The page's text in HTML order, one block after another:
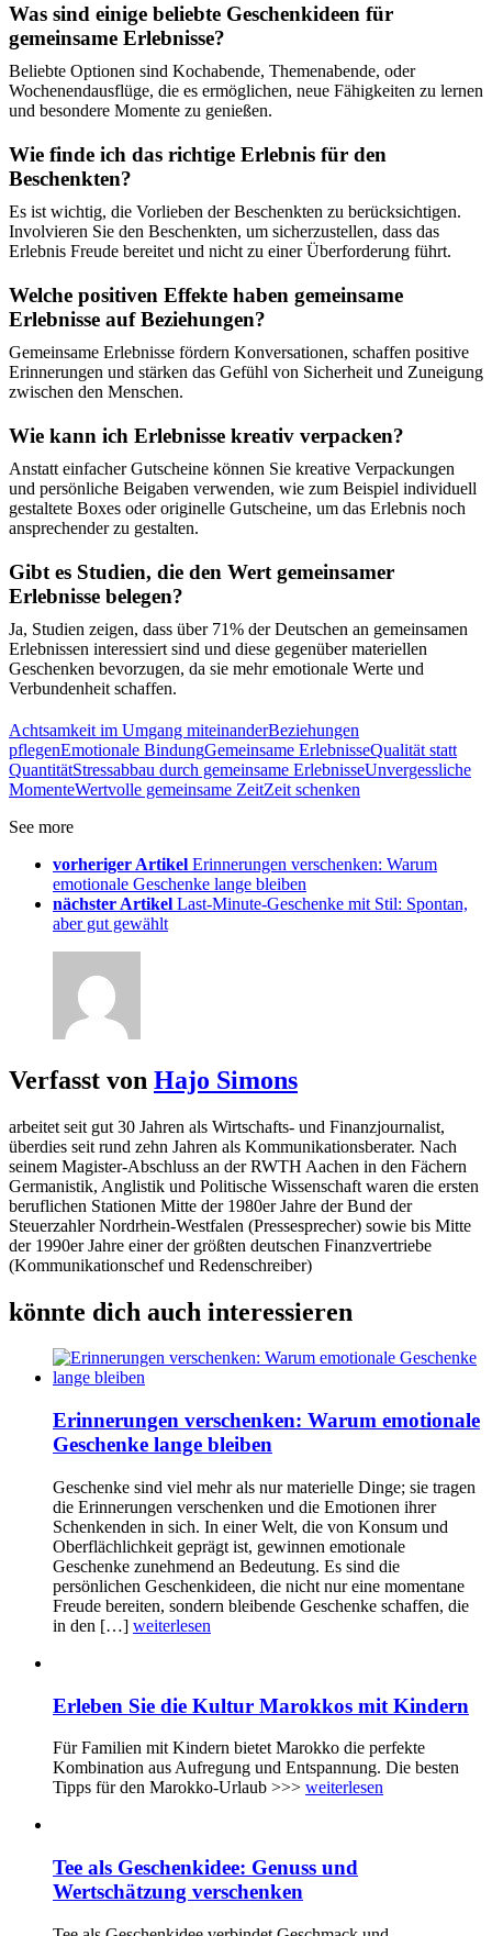
Was sind einige beliebte Geschenkideen für
gemeinsame Erlebnisse?
Beliebte Optionen sind Kochabende, Themenabende, oder
Wochenendausflüge, die es ermöglichen, neue Fähigkeiten zu lernen
und besondere Momente zu genießen.
Wie finde ich das richtige Erlebnis für den
Beschenkten?
Es ist wichtig, die Vorlieben der Beschenkten zu berücksichtigen.
Involvieren Sie den Beschenkten, um sicherzustellen, dass das
Erlebnis Freude bereitet und nicht zu einer Überforderung führt.
Welche positiven Effekte haben gemeinsame
Erlebnisse auf Beziehungen?
Gemeinsame Erlebnisse fördern Konversationen, schaffen positive
Erinnerungen und stärken das Gefühl von Sicherheit und Zuneigung
zwischen den Menschen.
Wie kann ich Erlebnisse kreativ verpacken?
Anstatt einfacher Gutscheine können Sie kreative Verpackungen
und persönliche Beigaben verwenden, wie zum Beispiel individuell
gestaltete Boxes oder originelle Gutscheine, um das Erlebnis noch
ansprechender zu gestalten.
Gibt es Studien, die den Wert gemeinsamer
Erlebnisse belegen?
Ja, Studien zeigen, dass über 71% der Deutschen an gemeinsamen
Erlebnissen interessiert sind und diese gegenüber materiellen
Geschenken bevorzugen, da sie mehr emotionale Werte und
Verbundenheit schaffen.
Achtsamkeit im Umgang miteinanderBeziehungen
pflegenEmotionale BindungGemeinsame ErlebnisseQualität statt
QuantitätStressabbau durch gemeinsame ErlebnisseUnvergessliche
MomenteWertvolle gemeinsame ZeitZeit schenken
See more
vorheriger Artikel Erinnerungen verschenken: Warum
emotionale Geschenke lange bleiben
nächster Artikel Last-Minute-Geschenke mit Stil: Spontan,
aber gut gewählt
Verfasst von Hajo Simons
arbeitet seit gut 30 Jahren als Wirtschafts- und Finanzjournalist,
überdies seit rund zehn Jahren als Kommunikationsberater. Nach
seinem Magister-Abschluss an der RWTH Aachen in den Fächern
Germanistik, Anglistik und Politische Wissenschaft waren die ersten
beruflichen Stationen Mitte der 1980er Jahre der Bund der
Steuerzahler Nordrhein-Westfalen (Pressesprecher) sowie bis Mitte
der 1990er Jahre einer der größten deutschen Finanzvertriebe
(Kommunikationschef und Redenschreiber)
könnte dich auch interessieren
Erinnerungen verschenken: Warum emotionale
Geschenke lange bleiben
Geschenke sind viel mehr als nur materielle Dinge; sie tragen
die Erinnerungen verschenken und die Emotionen ihrer
Schenkenden in sich. In einer Welt, die von Konsum und
Oberflächlichkeit geprägt ist, gewinnen emotionale
Geschenke zunehmend an Bedeutung. Es sind die
persönlichen Geschenkideen, die nicht nur eine momentane
Freude bereiten, sondern bleibende Geschenke schaffen, die
in den […] weiterlesen
Erleben Sie die Kultur Marokkos mit Kindern
Für Familien mit Kindern bietet Marokko die perfekte
Kombination aus Aufregung und Entspannung. Die besten
Tipps für den Marokko-Urlaub >>> weiterlesen
Tee als Geschenkidee: Genuss und
Wertschätzung verschenken